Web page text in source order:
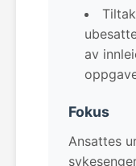
av
Fokus
Ansattes